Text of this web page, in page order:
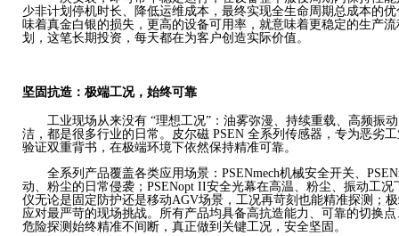
少非计划停机时长、降低运维成本，最终实现全生命周期总成本的
味着真金白银的损失，更高的设备可用率，就意味着更稳定的生产
划，这笔长期投资，每天都在为客户创造实际价值。
坚固抗造：极端工况，始终可靠
工业现场从来没有 “理想工况”：油雾弥漫、持续重载、高频振
洁，都是很多行业的日常。皮尔磁 PSEN 全系列传感器，专为恶劣
验证双重背书，在极端环境下依然保持精准可靠。
全系列产品覆盖各类应用场景： PSENmech机械安全开关、
动、粉尘的日常侵袭；PSENopt II安全光幕在高温、粉尘、振动工况
仪无论是固定防护还是移动AGV场景，工况再苛刻也能精准探测；
应对最严苛的现场挑战。所有产品均具备高抗造能力、可靠的切换
危险探测始终精准不间断，真正做到关键工况，安全坚固。